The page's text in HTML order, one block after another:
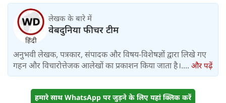
लेखक के बारे में
वेबदुनिया फीचर टीम
अनुभवी लेखक, पत्रकार, संपादक और विषय-विशेषज्ञों द्वारा लिखे गए
गहन और विचारोत्तेजक आलेखों का प्रकाशन किया जाता है।.... और पढ़ें
हमारे साथ WhatsApp पर जुड़ने के लिए यहां क्लिक करें